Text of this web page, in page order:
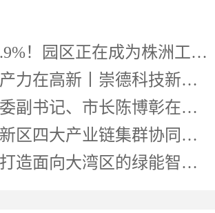
占比81.9%！园区正在成为株洲工业...
新质生产力在高新丨崇德科技新型...
长沙市委副书记、市长陈博彰在湖南...
郴州高新区四大产业链集群协同发...
永州：打造面向大湾区的绿能智算先...